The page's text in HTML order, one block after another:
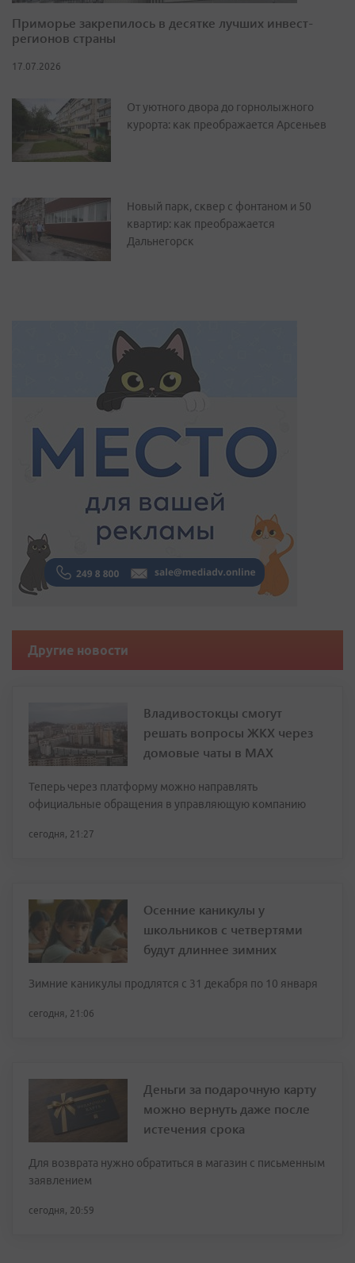
Приморье закрепилось в десятке лучших инвест-
регионов страны
17.07.2026
От уютного двора до горнолыжного
курорта: как преображается Арсеньев
Новый парк, сквер с фонтаном и 50
квартир: как преображается
Дальнегорск
Другие новости
Владивостокцы смогут
решать вопросы ЖКХ через
домовые чаты в МАХ
Теперь через платформу можно направлять
официальные обращения в управляющую компанию
сегодня, 21:27
Осенние каникулы у
школьников с четвертями
будут длиннее зимних
Зимние каникулы продлятся с 31 декабря по 10 января
сегодня, 21:06
Деньги за подарочную карту
можно вернуть даже после
истечения срока
Для возврата нужно обратиться в магазин с письменным
заявлением
сегодня, 20:59